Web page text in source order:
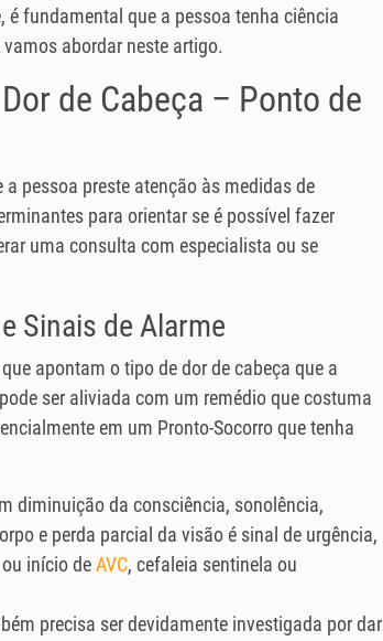
é fundamental que a pessoa tenha ciência
abordar neste artigo.
de Cabeça – Ponto de
pessoa preste atenção às medidas de
para orientar se é possível fazer
uma consulta com especialista ou se
Sinais de Alarme
apontam o tipo de dor de cabeça que a
ser aliviada com um remédio que costuma
em um Pronto-Socorro que tenha
diminuição da consciência, sonolência,
e perda parcial da visão é sinal de urgência,
início deAVC, cefaleia sentinela ou
precisa ser devidamente investigada por dar